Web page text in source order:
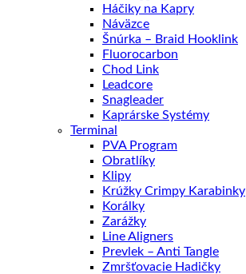
Háčiky na Kapry
Náväzce
Šnúrka – Braid Hooklink
Fluorocarbon
Chod Link
Leadcore
Snagleader
Kaprárske Systémy
Terminal
PVA Program
Obratlíky
Klipy
Krúžky Crimpy Karabinky
Korálky
Zarážky
Line Aligners
Prevlek – Anti Tangle
Zmršťovacie Hadičky